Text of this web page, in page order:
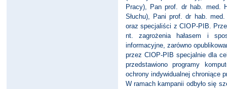
Pracy), Pan prof. dr hab. med.
Słuchu), Pani prof. dr hab.
oraz specjaliści z CIOP-PIB.
nt. zagrożenia hałasem i
informacyjne, zarówno
przez CIOP-PIB specjalnie dla
przedstawiono programy
ochrony indywidualnej chroniące
W ramach kampanii odbyło się